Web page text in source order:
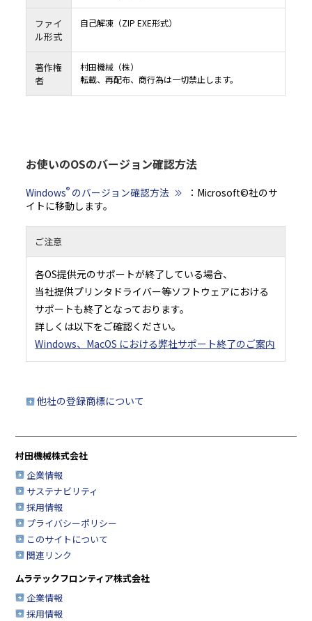
ファイ
ル形式
自己解凍（ZIP EXE形式）
著作権
者
村田機械（株）
転載、再配布、商行為は一切禁止します。
お使いのOSのバージョン確認方法
Windows® のバージョン確認方法
：Microsoft©社のサ
イトに移動します。
ご注意
各OS提供元のサポートが終了している場合、
当社提供プリンタドライバー等ソフトウェアにおける
サポートも終了となっております。
詳しくは以下をご確認ください。
Windows、MacOS における弊社サポート終了のご案内
他社の登録商標について
村田機械株式会社
企業情報
サステナビリティ
採用情報
プライバシーポリシー
このサイトについて
関連リンク
ムラテックフロンティア株式会社
企業情報
採用情報